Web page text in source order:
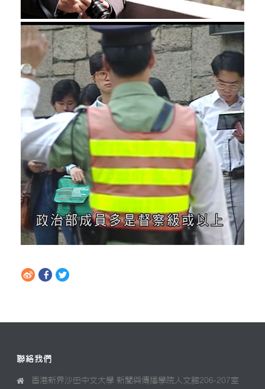
聯絡我們
香港新界沙田中文大學 新聞與傳播學院人文館206-207室